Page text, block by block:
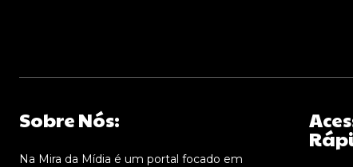
Sobre Nós:
Na Mira da Mídia é um portal focado em